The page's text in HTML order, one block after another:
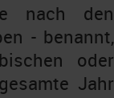
nach den
- benannt,
oder
Jahr